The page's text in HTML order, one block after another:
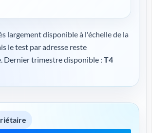
largement disponible à l'échelle de la
le test par adresse reste
Dernier trimestre disponible : T4